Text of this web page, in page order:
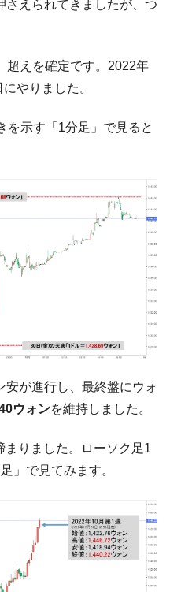
ン安が急進！ 日米の協調
。
。6カ月で対前年同期比
「極右勢力」のプラカー
だってば。
レバレッジETFの清算は
団』株価暴落で200兆蒸
-ブランドを通報しようキ
場！
した」⇒ 耐久性「なさす
POSCO』ズブズブ沈む。
ン問題は合衆国企業に対
ハイニックス』2026年2Qの
前年同期比13.4倍に。
際空港「またも暗礁」の危
さえられてきましたが、つ
超えを確定です。2022年
やりました。
を示す「1分足」で見ると
安が進行し、最終盤にウォ
ウォンを維持しました。
まりました。ローソク足1
」で見てみます。